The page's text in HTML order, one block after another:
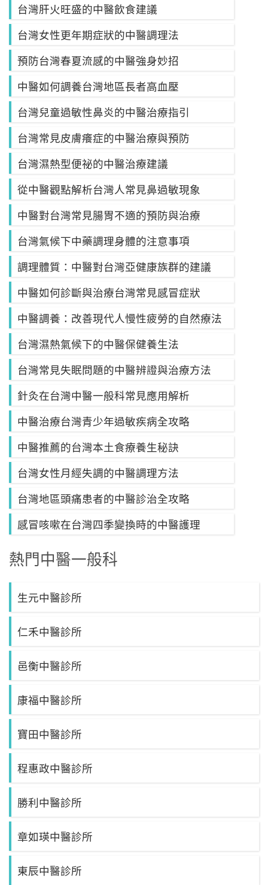
台灣肝火旺盛的中醫飲食建議
台灣女性更年期症狀的中醫調理法
預防台灣春夏流感的中醫強身妙招
中醫如何調養台灣地區長者高血壓
台灣兒童過敏性鼻炎的中醫治療指引
台灣常見皮膚癢症的中醫治療與預防
台灣濕熱型便祕的中醫治療建議
從中醫觀點解析台灣人常見鼻過敏現象
中醫對台灣常見腸胃不適的預防與治療
台灣氣候下中藥調理身體的注意事項
調理體質：中醫對台灣亞健康族群的建議
中醫如何診斷與治療台灣常見感冒症狀
中醫調養：改善現代人慢性疲勞的自然療法
台灣濕熱氣候下的中醫保健養生法
台灣常見失眠問題的中醫辨證與治療方法
針灸在台灣中醫一般科常見應用解析
中醫治療台灣青少年過敏疾病全攻略
中醫推薦的台灣本土食療養生秘訣
台灣女性月經失調的中醫調理方法
台灣地區頭痛患者的中醫診治全攻略
感冒咳嗽在台灣四季變換時的中醫護理
熱門中醫一般科
生元中醫診所
仁禾中醫診所
邑衡中醫診所
康福中醫診所
寶田中醫診所
程惠政中醫診所
勝利中醫診所
章如瑛中醫診所
東辰中醫診所